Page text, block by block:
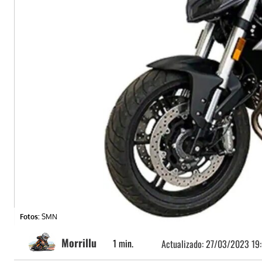
Fotos: SMN
Morrillu 1 min. Actualizado:27/03/2023